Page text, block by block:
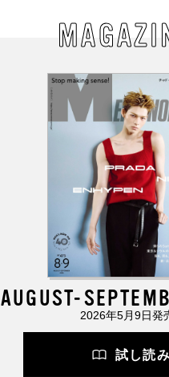
AUGUST-
2026年5月9日発
試し読み